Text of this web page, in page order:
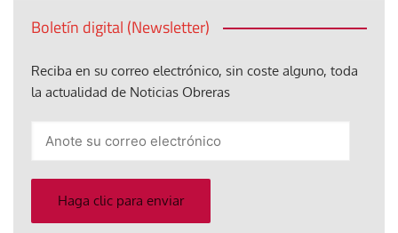
Boletín digital (Newsletter)
Reciba en su correo electrónico, sin coste alguno, toda
la actualidad de Noticias Obreras
electrónico
Haga clic para enviar